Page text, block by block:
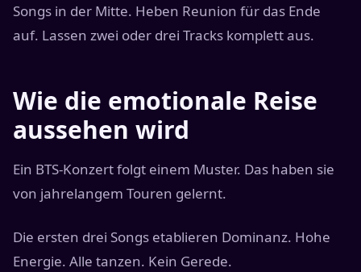
Songs in der Mitte. Heben Reunion für das Ende
auf. Lassen zwei oder drei Tracks komplett aus.
Wie die emotionale Reise
aussehen wird
Ein BTS-Konzert folgt einem Muster. Das haben sie
von jahrelangem Touren gelernt.
Die ersten drei Songs etablieren Dominanz. Hohe
Energie. Alle tanzen. Kein Gerede.